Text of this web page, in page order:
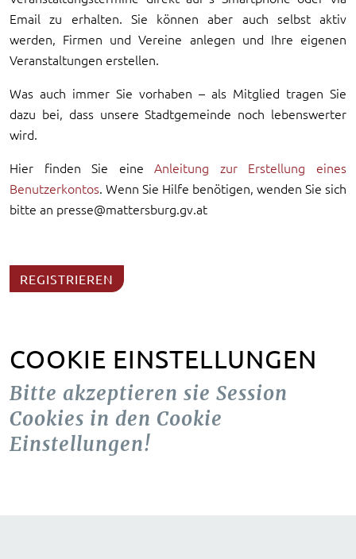
Email zu erhalten. Sie können aber auch selbst aktiv
werden, Firmen und Vereine anlegen und Ihre eigenen
Veranstaltungen erstellen.
Was auch immer Sie vorhaben – als Mitglied tragen Sie
dazu bei, dass unsere Stadtgemeinde noch lebenswerter
wird.
Hier finden Sie eineAnleitung zur Erstellung eines
Benutzerkontos. Wenn Sie Hilfe benötigen, wenden Sie sich
bitte an presse@mattersburg.gv.at
REGISTRIEREN
COOKIE EINSTELLUNGEN
Bitte akzeptieren sie Session
Cookies in den Cookie
Einstellungen!